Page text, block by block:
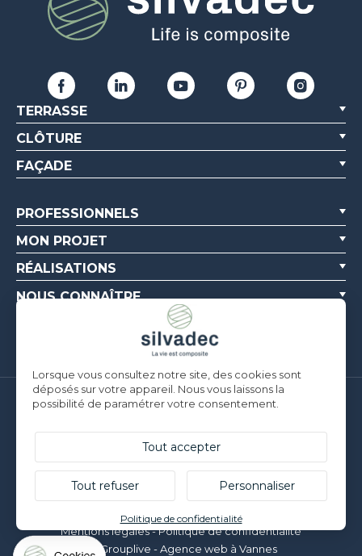
TERRASSE
CLÔTURE
FAÇADE
PROFESSIONNELS
MON PROJET
RÉALISATIONS
NOUS CONNAÎTRE
Silvadec France
F-56190 ARZAL | T. +33 (0)2 97 450 900
Silvadec Deutschland
Ludwig-Erhard-Straße 3
© Silvadec - Tous droits réservés - Photos non contractuelles
Mentions légales-Politique de confidentialité
Grouplive - Agence web à Vannes
Lorsque vous consultez notre site, des cookies sont
déposés sur votre appareil. Nous vous laissons la
possibilité de paramétrer votre consentement.
Tout accepter
Tout refuser Personnaliser
Politique de confidentialité